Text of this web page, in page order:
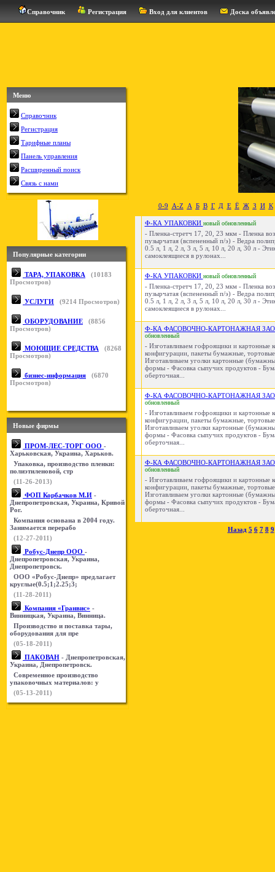
Справочник Регистрация Вход для клиентов Доска
Меню
Справочник
Регистрация
Тарифные планы
Панель управления
Расширенный поиск
Связь с нами
Популярные категории
ТАРА, УПАКОВКА (10183
Просмотров)
УСЛУГИ (9214 Просмотров)
ОБОРУДОВАНИЕ (8856
Просмотров)
МОЮЩИЕ СРЕДСТВА (8268
Просмотров)
бизнес-информация (6870
Просмотров)
Новые фирмы
ПРОМ-ЛЕС-ТОРГ ООО -
Харьковская, Украина, Харьков.
Упаковка, производство пленки:
полиэтиленовой, стр
(11-26-2013)
ФОП Корбачков М.И -
Днепропетровская, Украина, Кривой
Рог.
Компания основана в 2004 году.
Занимается перерабо
(12-27-2011)
Робус-Днепр ООО -
Днепропетровская, Украина,
Днепропетровск.
ООО «Робус-Днепр» предлагает
круглые(0.5;1;2.25;3;
(11-28-2011)
Компания «Гранвис» -
Винницкая, Украина, Винница.
Производство и поставка тары,
оборудования для пре
(05-18-2011)
ПАКОВАН - Днепропетровская,
Украина, Днепропетровск.
Современное производство
упаковочных материалов: у
(05-13-2011)
0-9 A-Z А Б В Г Д Е Ё Ж З И К
Ф-КА УПАКОВКИ новый обновленный
- Пленка-стретч 17, 20, 23 мкм - Пленка
пузырчатая (вспененный п/э) - Ведра
0.5 л, 1 л, 2 л, 3 л, 5 л, 10 л, 20 л, 30 л -
самоклеящиеся в рулонах...
Ф-КА УПАКОВКИ новый обновленный
- Пленка-стретч 17, 20, 23 мкм - Пленка
пузырчатая (вспененный п/э) - Ведра
0.5 л, 1 л, 2 л, 3 л, 5 л, 10 л, 20 л, 30 л -
самоклеящиеся в рулонах...
Ф-КА ФАСОВОЧНО-КАРТОНАЖНАЯ
обновленный
- Изготавливаем гофроящики и картонные
конфигурации, пакеты бумажные,
Изготавливаем уголки картонные
формы - Фасовка сыпучих продуктов -
оберточная...
Ф-КА ФАСОВОЧНО-КАРТОНАЖНАЯ
обновленный
- Изготавливаем гофроящики и картонные
конфигурации, пакеты бумажные,
Изготавливаем уголки картонные
формы - Фасовка сыпучих продуктов -
оберточная...
Ф-КА ФАСОВОЧНО-КАРТОНАЖНАЯ
обновленный
- Изготавливаем гофроящики и картонные
конфигурации, пакеты бумажные,
Изготавливаем уголки картонные
формы - Фасовка сыпучих продуктов -
оберточная...
Назад 5 6 7 8 9